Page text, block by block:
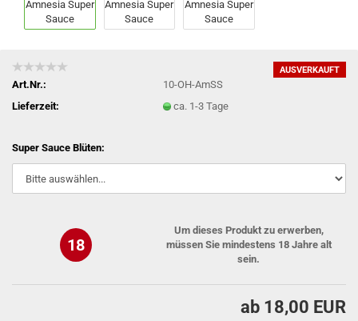
AUSVERKAUFT
Art.Nr.:
10-OH-AmSS
Lieferzeit:
ca. 1-3 Tage
Super Sauce Blüten:
18
Um dieses Produkt zu erwerben,
müssen Sie mindestens 18 Jahre alt
sein.
ab 18,00 EUR